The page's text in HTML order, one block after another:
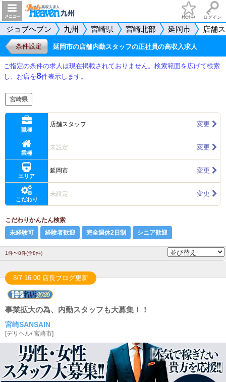
検討中 ログイン
ジョブヘブン 九州 宮崎県 宮崎北部 延岡市 店舗
条件設定 延岡市の店舗内勤スタッフの正社員の高収入求人
ご指定の条件の求人は現在掲載されておりません。検索範囲を広げて検索
し、お店を8件表示します。
宮崎県
職種
店舗スタッフ 変更
業種
未設定 変更
エリア
延岡市 変更
こだわり
未設定 変更
こだわりかんたん検索
未経験可
経験者歓迎 完全週休2日制 シニア歓迎
1件〜8件(全8件)
8/7 16:00 店長ブログ更新
事業拡大の為、内勤スタッフも大募集！！
宮崎SANSAIN
[デリヘル/宮崎市]